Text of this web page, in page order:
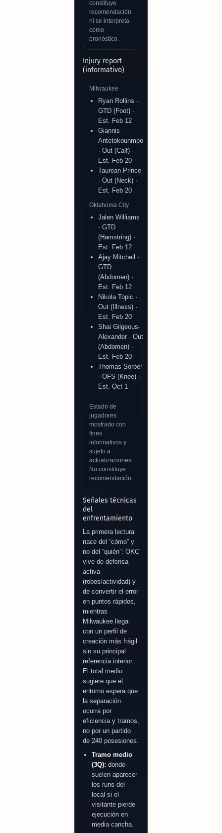
constituye
recomendación
ni se interpreta
como
pronóstico.
Injury report
(informativo)
Milwaukee
Ryan Rollins ·
GTD (Foot) ·
Est. Feb 12
Giannis
Antetokounmpo
· Out (Calf) ·
Est. Feb 20
Taurean Prince
· Out (Neck) ·
Est. Feb 20
Oklahoma City
Jalen Williams
· GTD
(Hamstring) ·
Est. Feb 12
Ajay Mitchell ·
GTD
(Abdomen) ·
Est. Feb 12
Nikola Topic ·
Out (Illness) ·
Est. Feb 20
Shai Gilgeous-
Alexander · Out
(Abdomen) ·
Est. Feb 20
Thomas Sorber
· OFS (Knee) ·
Est. Oct 1
Estado de
jugadores
mostrado con
fines
informativos y
sujeto a
actualizaciones.
No constituye
recomendación.
Señales técnicas
del
enfrentamiento
La primera lectura
nace del “cómo” y
no del “quién”: OKC
vive de defensa
activa
(robos/actividad) y
de convertir el error
en puntos rápidos,
mientras
Milwaukee llega
con un perfil de
creación más frágil
sin su principal
referencia interior.
El total medio
sugiere que el
entorno espera que
la separación
ocurra por
eficiencia y tramos,
no por un partido
de 240 posesiones.
Tramo medio
(3Q): donde
suelen aparecer
los runs del
local si el
visitante pierde
ejecución en
media cancha.